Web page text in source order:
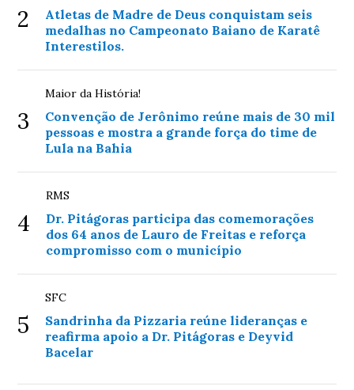
2
Atletas de Madre de Deus conquistam seis
medalhas no Campeonato Baiano de Karatê
Interestilos.
3
Maior da História!
Convenção de Jerônimo reúne mais de 30 mil
pessoas e mostra a grande força do time de
Lula na Bahia
4
RMS
Dr. Pitágoras participa das comemorações
dos 64 anos de Lauro de Freitas e reforça
compromisso com o município
5
SFC
Sandrinha da Pizzaria reúne lideranças e
reafirma apoio a Dr. Pitágoras e Deyvid
Bacelar